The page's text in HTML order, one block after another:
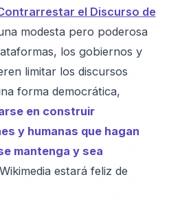
el Discurso de
modesta pero poderosa
los gobiernos y
limitar los discursos
forma democrática,
en construir
y humanas que hagan
mantenga y sea
estará feliz de